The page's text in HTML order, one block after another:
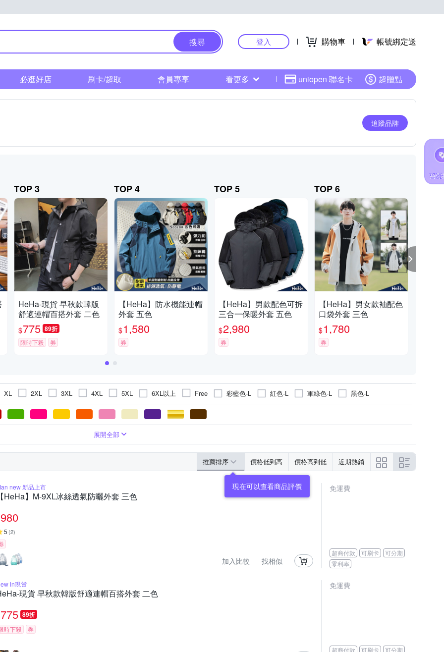
搜尋 登入 購物車 帳號綁定送
必逛好店 刷卡/超取 會員專享 看更多 uniopen 聯名卡 超贈點
追蹤品牌
TOP 3
HeHa-現貨 早秋款韓版
舒適連帽百搭外套 二色
$775 89折
限時下殺 券
TOP 4
【HeHa】防水機能連帽
外套 五色
$1,580
券
TOP 5
【HeHa】男款配色可拆
三合一保暖外套 五色
$2,980
券
TOP 6
【HeHa】男女款袖配色
口袋外套 三色
$1,780
券
XL 2XL 3XL 4XL 5XL 6XL以上 Free 彩藍色-L 紅色-L 軍綠色-L 黑色-L
鋪棉外套條紋
展開全部
推薦排序 價格低到高 價格高到低 近期熱銷
new 新品上市
HeHa】M-9XL冰絲透氣防曬外套 三色
980
5 (2)
加入比較 找相似
免運費
超商付款 可刷卡
可分期
零利率
in現貨
現貨 早秋款韓版舒適連帽百搭外套 二色
775 89折
時下殺 券
免運費
超商付款 可刷卡
可分期